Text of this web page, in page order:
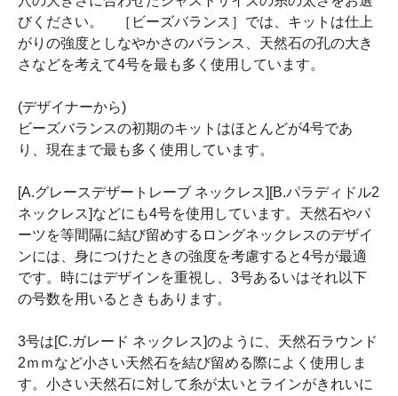
びください。 ［ビーズバランス］では、キットは仕上
がりの強度としなやかさのバランス、天然石の孔の大き
さなどを考えて4号を最も多く使用しています。
(デザイナーから)
ビーズバランスの初期のキットはほとんどが4号であ
り、現在まで最も多く使用しています。
[A.グレースデザートレーブ ネックレス][B.パラディドル2
ネックレス]などにも4号を使用しています。天然石やパ
ーツを等間隔に結び留めするロングネックレスのデザイ
ンには、身につけたときの強度を考慮すると4号が最適
です。時にはデザインを重視し、3号あるいはそれ以下
の号数を用いるときもあります。
3号は[C.ガレード ネックレス]のように、天然石ラウンド
2ｍｍなど小さい天然石を結び留める際によく使用しま
す。小さい天然石に対して糸が太いとラインがきれいに